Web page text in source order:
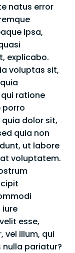
natus error
ipsa,
explicabo.
voluptas sit,
ratione
porro
dolor sit,
quia non
ut labore
voluptatem.
iure
esse,
vel illum, qui
pariatur?